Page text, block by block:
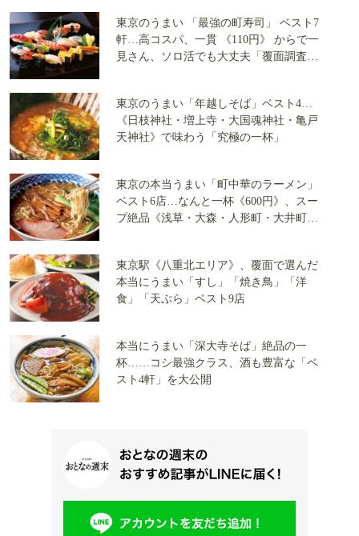
東京のうまい 「最強の町寿司」 ベスト7
軒…高コスパ、一貫 《110円》 からで一
見さん、ソロ活でも大丈夫「覆面調査隊
東京のうまい「年越しそば」ベスト4…
《日枝神社・増上寺・大国魂神社・亀戸
天神社》で味わう「究極の一杯」
東京の本当うまい「町中華のラーメン」
ベスト6店…なんと一杯《600円》、スー
プ絶品《浅草・大森・人形町・大井町・
東京駅《八重北エリア》、覆面で選んだ
本当にうまい「すし」「焼き鳥」「洋
食」「天ぷら」ベスト9店
本当にうまい「深大寺そば」絶品の一
杯……コシ最強クラス、酒も豊富な「ベ
スト4軒」を大公開